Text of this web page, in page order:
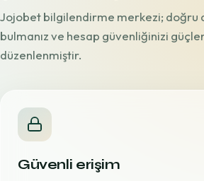
Jojobet bilgilendirme merkezi; doğru
bulmanız ve hesap güvenliğinizi
düzenlenmiştir.
Güvenli erişim